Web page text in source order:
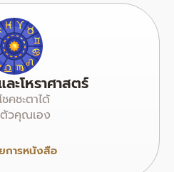
ะโหราศาสตร์
คชะตาได้
วคุณเอง
การหนังสือ